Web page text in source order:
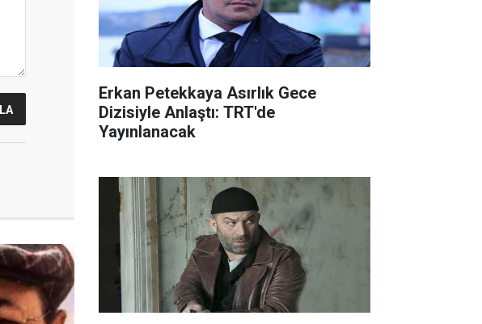
Erkan Petekkaya Asırlık Gece
Dizisiyle Anlaştı: TRT'de
Yayınlanacak